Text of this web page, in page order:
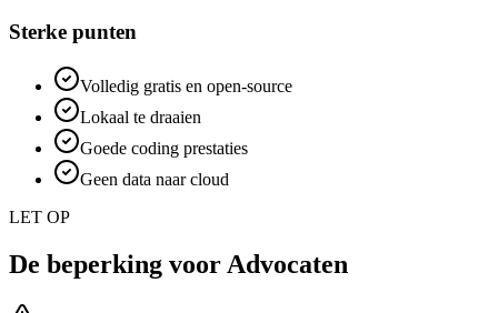
Sterke punten
Volledig gratis en open-source
Lokaal te draaien
Goede coding prestaties
Geen data naar cloud
LET OP
De beperking voor Advocaten